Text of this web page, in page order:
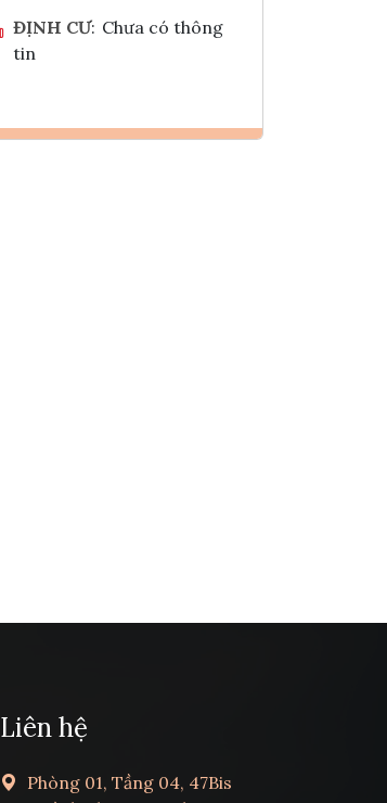
ĐỊNH CƯ: Chưa có thông
tin
Liên hệ
Phòng 01, Tầng 04, 47Bis